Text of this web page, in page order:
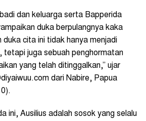
dan keluarga serta Bapperida
duka berpulangnya kaka
duka cita ini tidak hanya menjadi
tetapi juga sebuah penghormatan
yang telah ditinggalkan,” ujar
dari Nabire, Papua
ini, Ausilius adalah sosok yang selalu